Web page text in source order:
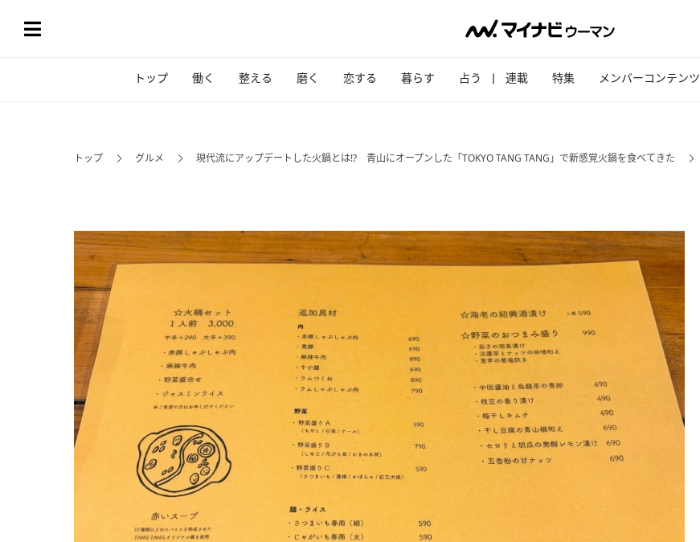
トップ 働く 整える 磨く 恋する 暮らす 占う 連載 特集 メンバーコンテンツ
トップ グルメ 現代流にアップデートした火鍋とは!? 青山にオープンした「TOKYO TANG TANG」で新感覚火鍋を食べてきた